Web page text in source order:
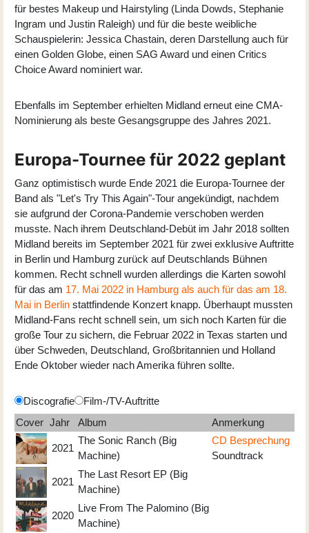
für bestes Makeup und Hairstyling (Linda Dowds, Stephanie
Ingram und Justin Raleigh) und für die beste weibliche
Schauspielerin: Jessica Chastain, deren Darstellung auch für
einen Golden Globe, einen SAG Award und einen Critics
Choice Award nominiert war.
Ebenfalls im September erhielten Midland erneut eine CMA-
Nominierung als beste Gesangsgruppe des Jahres 2021.
Europa-Tournee für 2022 geplant
Ganz optimistisch wurde Ende 2021 die Europa-Tournee der
Band als "Let's Try This Again"-Tour angekündigt, nachdem
sie aufgrund der Corona-Pandemie verschoben werden
musste. Nach ihrem Deutschland-Debüt im Jahr 2018 sollten
Midland bereits im September 2021 für zwei exklusive Auftritte
in Berlin und Hamburg zurück auf Deutschlands Bühnen
kommen. Recht schnell wurden allerdings die Karten sowohl
für das am 17. Mai 2022 in Hamburg als auch für das am 18.
Mai in Berlin stattfindende Konzert knapp. Überhaupt mussten
Midland-Fans recht schnell sein, um sich noch Karten für die
große Tour zu sichern, die Februar 2022 in Texas starten und
über Schweden, Deutschland, Großbritannien und Holland
Ende Oktober wieder nach Amerika führen sollte.
Discografie
Film-/TV-Auftritte
Cover Jahr Album Anmerkung
2021
The Sonic Ranch (Big
Machine)
CD Besprechung
Soundtrack
2021
The Last Resort EP (Big
Machine)
2020
Live From The Palomino (Big
Machine)